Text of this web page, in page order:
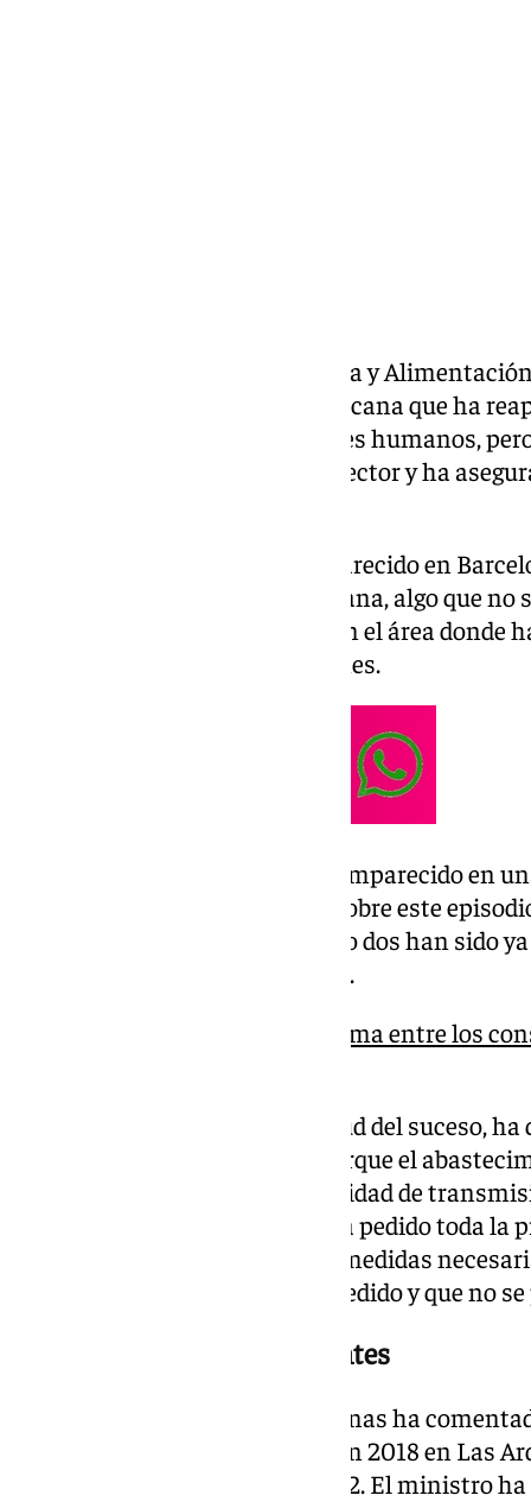
El ministro de Agricultura, Pesca y
sábado que la peste porcina africana que ha
últimos días no afecta a los seres humanos,
económico que tendrá para el sector y ha
En los últimos dos días han aparecido en
portaban la peste porcina africana, algo que no
se han cercado 20 kilómetros en el área donde
donde hay hasta 39 explotaciones.
En este escenario, Planas ha comparecido en
toda la información que tiene sobre este
de los seis casos detectados sólo dos han sido
Central de Veterinaria de Algete.
Asaja Málaga llama a la calma entre los
Aunque ha admitido la magnitud del suceso,
tranquilidad a la ciudadanía porque el
asegurado» y no «cabe la posibilidad de
humanos. A renglón seguido, ha pedido toda
productivo y adoptar todas las medidas
bioseguridad para acotar lo sucedido y que no
Italia y Bélgica, los precedentes
Durante su comparecencia, Planas ha
comparable a uno que ocurrió en 2018 en Las
inmediaciones de Roma en 2022. El ministro